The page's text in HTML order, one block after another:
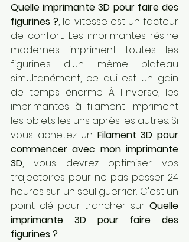
Quelle imprimante 3D pour faire des
figurines ?, la vitesse est un facteur
de confort. Les imprimantes résine
modernes impriment toutes les
figurines d'un même plateau
simultanément, ce qui est un gain
de temps énorme. À l'inverse, les
imprimantes à filament impriment
les objets les uns après les autres. Si
vous achetez un Filament 3D pour
commencer avec mon imprimante
3D, vous devrez optimiser vos
trajectoires pour ne pas passer 24
heures sur un seul guerrier. C'est un
point clé pour trancher sur Quelle
imprimante 3D pour faire des
figurines ?.